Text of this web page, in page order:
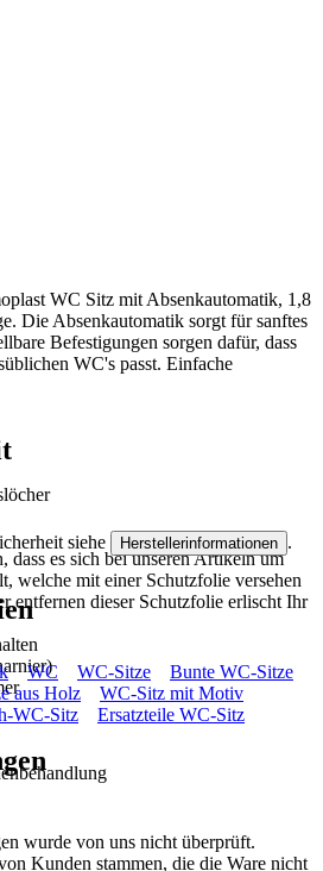
dass es sich bei unseren Artikeln um
welche mit einer Schutzfolie versehen
entfernen dieser Schutzfolie erlischt Ihr
WC Sitz mit Absenkautomatik, 1,8
Die Absenkautomatik sorgt für sanftes
Befestigungen sorgen dafür, dass
WC's passt. Einfache
siehe Herstellerinformationen .
WC WC-Sitze
Bunte WC-Sitze
aus Holz
WC-Sitz mit Motiv
WC-Sitz Ersatzteile WC-Sitz
wurde von uns nicht überprüft.
Kunden stammen, die die Ware nicht